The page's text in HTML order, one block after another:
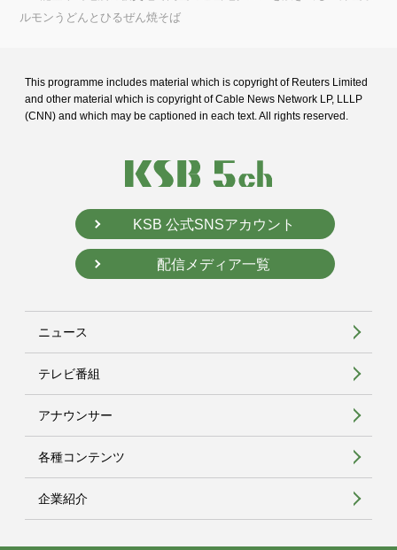
ルモンうどんとひるぜん焼そば
This programme includes material which is copyright of Reuters Limited
and other material which is copyright of Cable News Network LP, LLLP
(CNN) and which may be captioned in each text. All rights reserved.
KSB 公式SNSアカウント
配信メディア一覧
ニュース
テレビ番組
アナウンサー
各種コンテンツ
企業紹介